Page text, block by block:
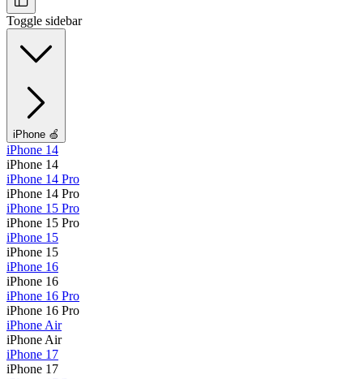
Toggle sidebar
iPhone 🍏
iPhone 14
iPhone 14
iPhone 14 Pro
iPhone 14 Pro
iPhone 15 Pro
iPhone 15 Pro
iPhone 15
iPhone 15
iPhone 16
iPhone 16
iPhone 16 Pro
iPhone 16 Pro
iPhone Air
iPhone Air
iPhone 17
iPhone 17